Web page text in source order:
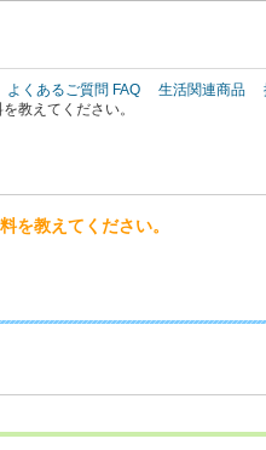
よくあるご質問 FAQ 生活関連商品
教えてください。
を教えてください。